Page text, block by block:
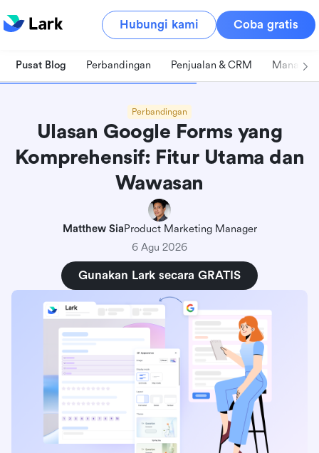
Hubungi kami Coba gratis
Pusat Blog Perbandingan Penjualan & CRM
Perbandingan
Ulasan Google Forms yang
Komprehensif: Fitur Utama dan
Wawasan
Matthew SiaProduct Marketing Manager
6 Agu 2026
Gunakan Lark secara GRATIS